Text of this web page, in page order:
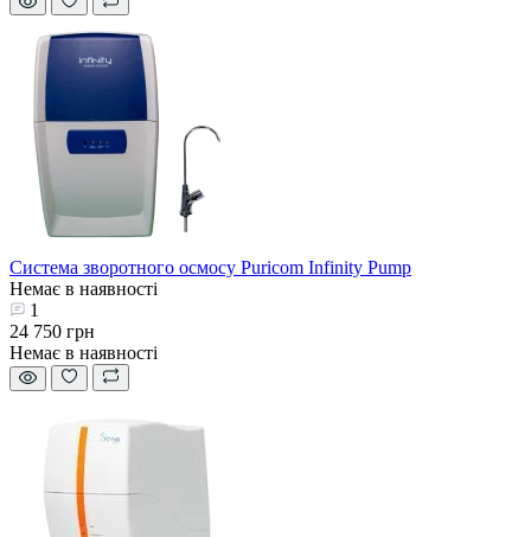
Система зворотного осмосу Puricom Infinity Pump
Немає в наявності
1
24 750 грн
Немає в наявності